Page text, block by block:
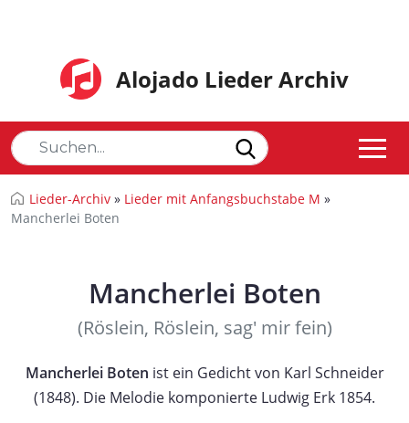
Alojado Lieder Archiv
Lieder-Archiv » Lieder mit Anfangsbuchstabe M »
Mancherlei Boten
Mancherlei Boten
(Röslein, Röslein, sag' mir fein)
Mancherlei Boten ist ein Gedicht von Karl Schneider
(1848). Die Melodie komponierte Ludwig Erk 1854.